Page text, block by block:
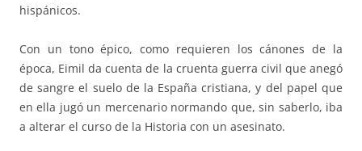
hispánicos.
Con un tono épico, como requieren los cánones de la
época, Eimil da cuenta de la cruenta guerra civil que anegó
de sangre el suelo de la España cristiana, y del papel que
en ella jugó un mercenario normando que, sin saberlo, iba
a alterar el curso de la Historia con un asesinato.